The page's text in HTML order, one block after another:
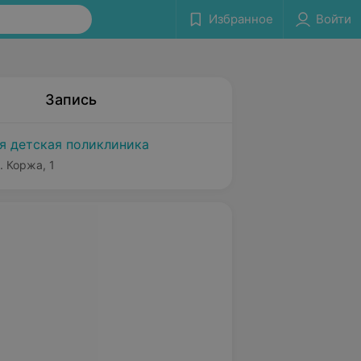
Избранное Войти
Запись
детская поликлиника
Коржа, 1